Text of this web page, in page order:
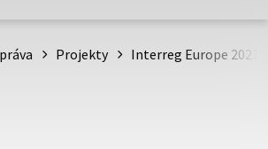
stránka Prešovského
Projekty Interreg Europe 2021